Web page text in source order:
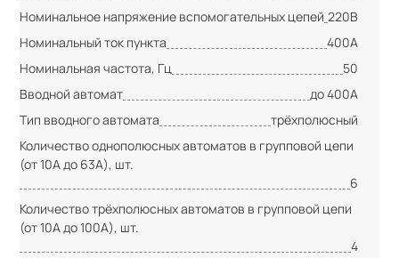
Номинальное напряжение вспомогательных цепей 220В
Номинальный ток пункта
400А
Номинальная частота, Гц
50
Вводной автомат
до 400А
Тип вводного автомата
трёхполюсный
Количество однополюсных автоматов в групповой цепи
(от 10А до 63А), шт.
6
Количество трёхполюсных автоматов в групповой цепи
(от 10А до 100А), шт.
4